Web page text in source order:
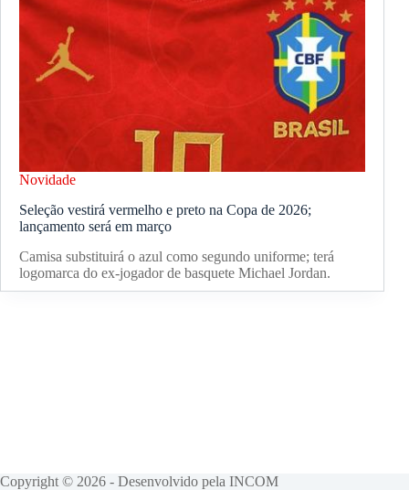
Novidade
Seleção vestirá vermelho e preto na Copa de 2026;
lançamento será em março
Camisa substituirá o azul como segundo uniforme; terá
logomarca do ex-jogador de basquete Michael Jordan.
Copyright © 2026 - Desenvolvido pela INCOM